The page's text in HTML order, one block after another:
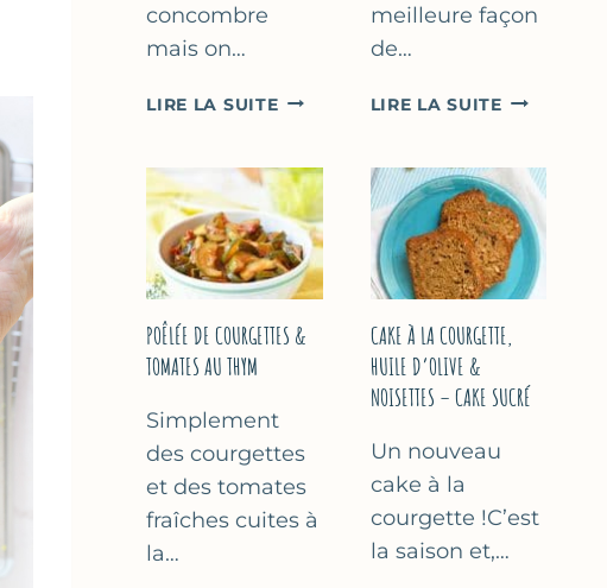
concombre
mais on…
LIRE LA SUITECOMME
À
LA
COURGETTE…
meilleure façon
de…
LIRE LA SUITEGLACE
FROMAGE
BLANC
(SANS
POÊLÉE DE COURGETTES &
TOMATES AU THYM
Simplement
des courgettes
et des tomates
fraîches cuites à
la…
CAKE À LA COURGETTE,
HUILE D’OLIVE &
NOISETTES – CAKE SUCRÉ
Un nouveau
cake à la
courgette !C’est
la saison et,…